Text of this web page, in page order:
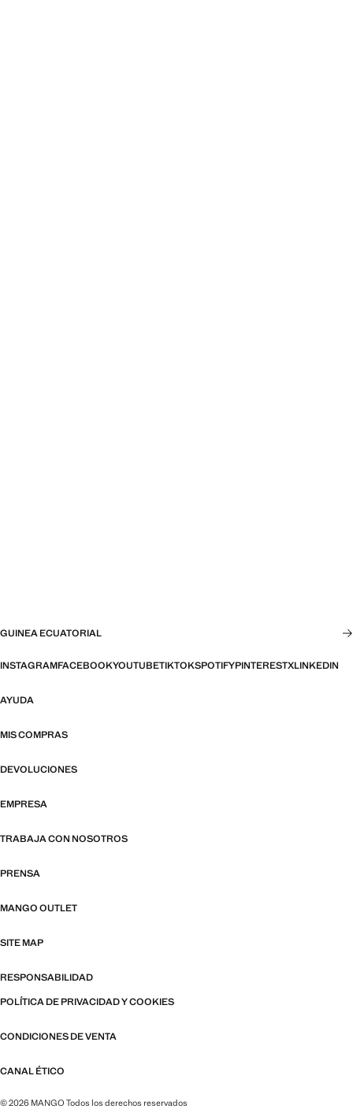
GUINEA ECUATORIAL
INSTAGRAMFACEBOOKYOUTUBETIKTOKSPOTIFYPINTERESTXLINKEDIN
AYUDA
MIS COMPRAS
DEVOLUCIONES
EMPRESA
TRABAJA CON NOSOTROS
PRENSA
MANGO OUTLET
SITE MAP
RESPONSABILIDAD
POLÍTICA DE PRIVACIDAD Y COOKIES
CONDICIONES DE VENTA
CANAL ÉTICO
© 2026 MANGO Todos los derechos reservados